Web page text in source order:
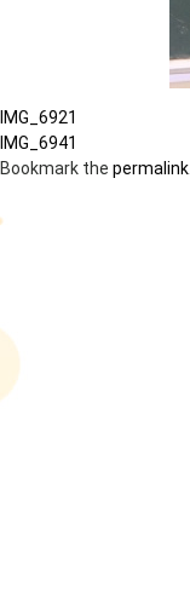
IMG_6921
IMG_6941
Bookmark the permalink